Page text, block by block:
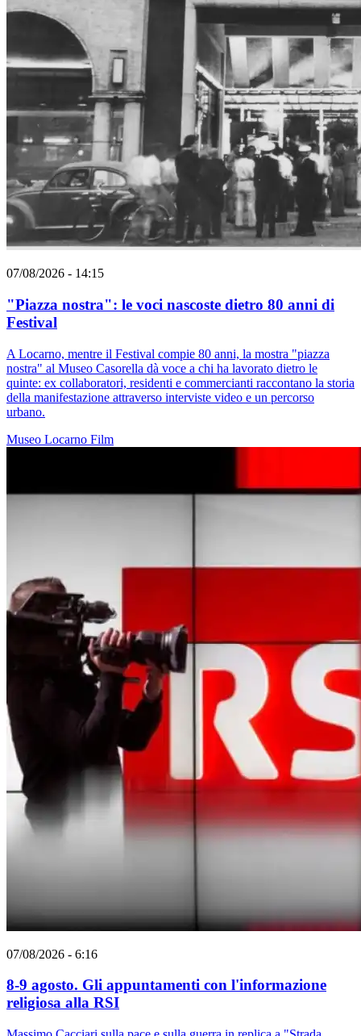
07/08/2026 - 14:15
"Piazza nostra": le voci nascoste dietro 80 anni di
Festival
A Locarno, mentre il Festival compie 80 anni, la mostra "piazza
nostra" al Museo Casorella dà voce a chi ha lavorato dietro le
quinte: ex collaboratori, residenti e commercianti raccontano la storia
della manifestazione attraverso interviste video e un percorso
urbano.
Museo Locarno Film
07/08/2026 - 6:16
8-9 agosto. Gli appuntamenti con l'informazione
religiosa alla RSI